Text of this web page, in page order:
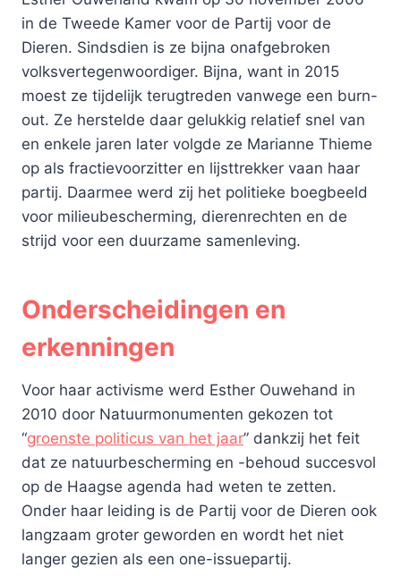
in de Tweede Kamer voor de Partij voor de
Dieren. Sindsdien is ze bijna onafgebroken
volksvertegenwoordiger. Bijna, want in 2015
moest ze tijdelijk terugtreden vanwege een burn-
out. Ze herstelde daar gelukkig relatief snel van
en enkele jaren later volgde ze Marianne Thieme
op als fractievoorzitter en lijsttrekker vaan haar
partij. Daarmee werd zij het politieke boegbeeld
voor milieubescherming, dierenrechten en de
strijd voor een duurzame samenleving.
Onderscheidingen en
erkenningen
Voor haar activisme werd Esther Ouwehand in
2010 door Natuurmonumenten gekozen tot
“groenste politicus van het jaar” dankzij het feit
dat ze natuurbescherming en -behoud succesvol
op de Haagse agenda had weten te zetten.
Onder haar leiding is de Partij voor de Dieren ook
langzaam groter geworden en wordt het niet
langer gezien als een one-issuepartij.